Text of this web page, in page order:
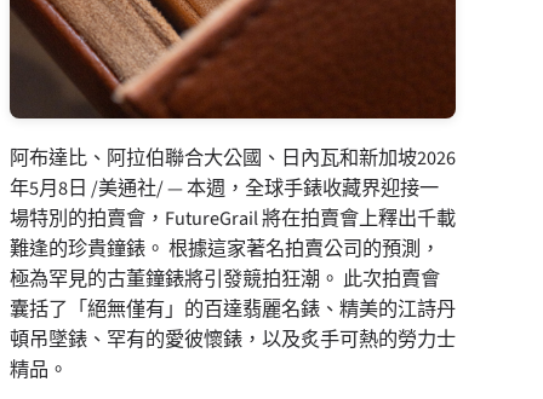
阿布達比、阿拉伯聯合大公國、日內瓦和新加坡2026
年5月8日 /美通社/ — 本週，全球手錶收藏界迎接一
場特別的拍賣會，FutureGrail 將在拍賣會上釋出千載
難逢的珍貴鐘錶。 根據這家著名拍賣公司的預測，
極為罕見的古董鐘錶將引發競拍狂潮。 此次拍賣會
囊括了「絕無僅有」的百達翡麗名錶、精美的江詩丹
頓吊墜錶、罕有的愛彼懷錶，以及炙手可熱的勞力士
精品。